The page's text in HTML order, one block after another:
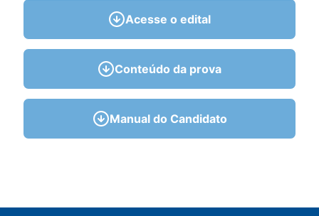
Acesse o edital
Conteúdo da prova
Manual do Candidato